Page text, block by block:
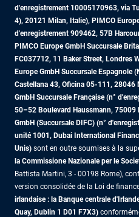
d'enregistrement 10005170963, via
4), 20121 Milan, Italie), PIMCO
d'enregistrement 909462, 57B
PIMCO Europe GmbH Succursale
FC037712, 11 Baker Street, Londres
Europe GmbH Succursale Espagnole
Castellana 43, Oficina 05-111, 28046
GmbH Succursale Française (n°
50–52 Boulevard Haussmann, 75009
GmbH (Succursale DIFC) (n°
unité 1001, Dubai International
Unis) sont en outre soumises à la
la Commissione Nazionale per le
Battista Martini, 3 - 00198 Rome),
version consolidée de la Loi de
irlandaise : la Banque centrale
Quay, Dublin 1 D01 F7X3)